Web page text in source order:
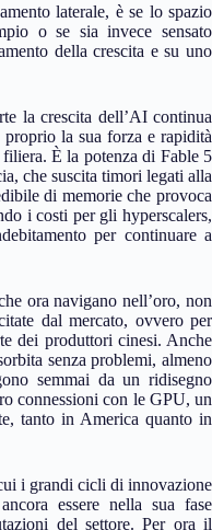
laterale, è se lo spazio
o se sia invece sensato
della crescita e su uno
la crescita dell’AI continua
la sua forza e rapidità
È la potenza di Fable 5
che suscita timori legati alla
di memorie che provoca
i costi per gli hyperscalers,
per continuare a
ora navigano nell’oro, non
dal mercato, ovvero per
dei produttori cinesi. Anche
senza problemi, almeno
semmai da un ridisegno
connessioni con le GPU, un
tanto in America quanto in
i grandi cicli di innovazione
essere nella sua fase
del settore. Per ora il